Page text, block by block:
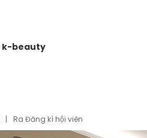
k-beauty
| Ra Đăng kí hội viên